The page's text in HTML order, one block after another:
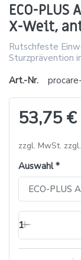
ECO-
X-Weit,
Rutschfeste
Sturzprävention
Art.-Nr.
53,75 €
zzgl. MwSt. zzgl.
Auswahl
1